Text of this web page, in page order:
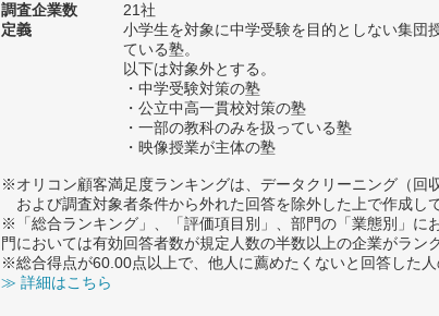
調査企業数
21社
定義
小学生を対象に中学受験を目的としない集団
ている塾。
以下は対象外とする。
・中学受験対策の塾
・公立中高一貫校対策の塾
・一部の教科のみを扱っている塾
・映像授業が主体の塾
※オリコン顧客満足度ランキングは、データクリーニング（回
および調査対象者条件から外れた回答を除外した上で作成して
※「総合ランキング」、「評価項目別」、部門の「業態別」に
門においては有効回答者数が規定人数の半数以上の企業がラン
※総合得点が60.00点以上で、他人に薦めたくないと回答した
≫ 詳細はこちら